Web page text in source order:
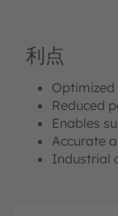
利点
Reduced
Enables
Accurate
Industrial